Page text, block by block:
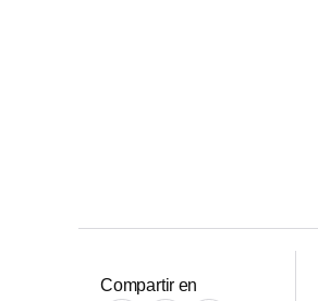
Compartir en